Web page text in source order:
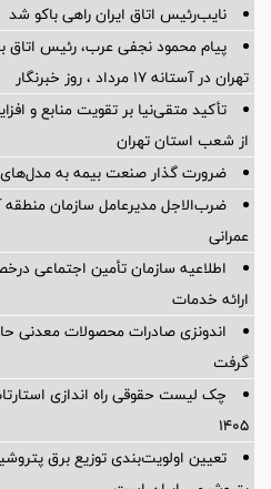
نایب‌رئیس اتاق ایران راهی باکو شد
پیام محمود نجفی عرب، رئیس اتاق
تهران در آستانه 17 مرداد ، روز خبرنگار
تأکید متقی‌نیا بر تقویت منابع و
از شعب استان تهران
ضرورت گذار صنعت بیمه به
ضرب‌الاجل مدیرعامل سازمان منطقه
عمرانی
اطلاعیه سازمان تأمین اجتماعی
ارائه خدمات
اندونزی صادرات محصولات معدنی
گرفت
چک لیست حقوقی راه اندازی
۱۴۰۵
تعیین اولویت‌بندی توزیع برق